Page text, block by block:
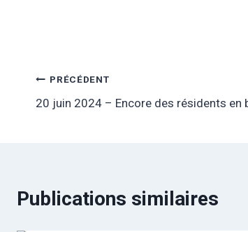
Navigation
de
PRÉCÉDENT
20 juin 2024 – Encore des résidents en
Publications similaires